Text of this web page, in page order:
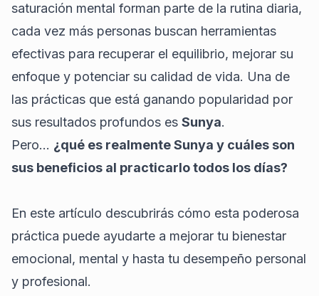
saturación mental forman parte de la rutina diaria,
cada vez más personas buscan herramientas
efectivas para recuperar el equilibrio, mejorar su
enfoque y potenciar su calidad de vida. Una de
las prácticas que está ganando popularidad por
sus resultados profundos es Sunya.
Pero… ¿qué es realmente Sunya y cuáles son
sus beneficios al practicarlo todos los días?
En este artículo descubrirás cómo esta poderosa
práctica puede ayudarte a mejorar tu bienestar
emocional, mental y hasta tu desempeño personal
y profesional.